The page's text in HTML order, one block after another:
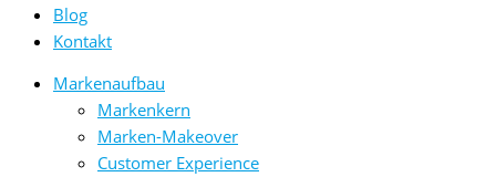
Blog
Kontakt
Markenaufbau
Markenkern
Marken-Makeover
Customer Experience